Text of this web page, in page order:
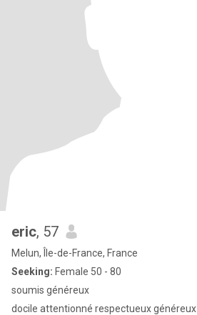
eric, 57
Melun, Île-de-France, France
Seeking: Female 50 - 80
soumis généreux
docile attentionné respectueux généreux